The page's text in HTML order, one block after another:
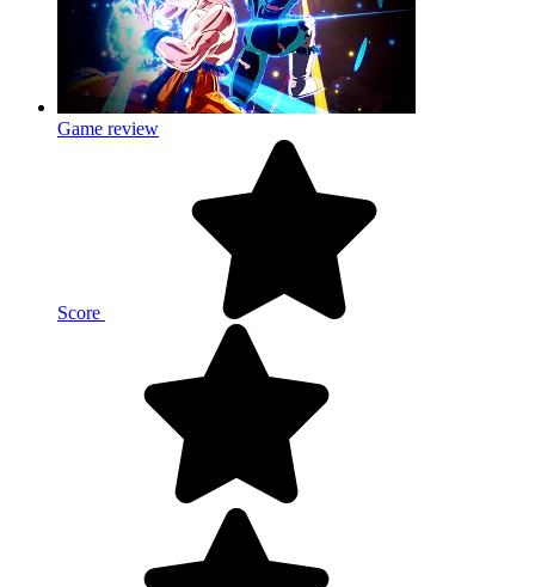
Game review
Score